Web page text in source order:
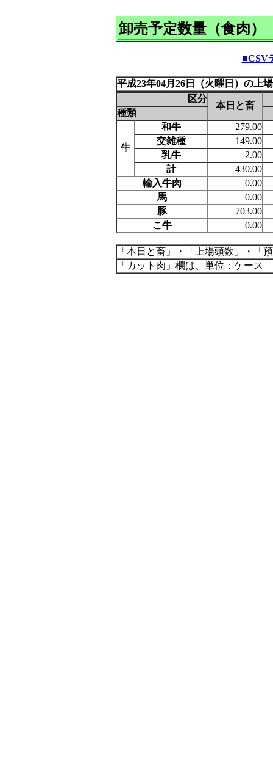
卸売予定数量（食肉）
■CSV
平成23年04月26日（火曜日）の上
区分
本日と畜
種類
牛
和牛
279.00
交雑種
149.00
乳牛
2.00
計
430.00
輸入牛肉
0.00
馬
0.00
豚
703.00
こ牛
0.00
「本日と畜」・「上場頭数」・「
「カット肉」欄は、単位：ケース